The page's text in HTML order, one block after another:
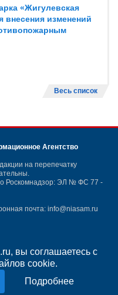
вы соглашаетесь с
cookie.
Подробнее
«Жигулевская
внесения изменений
Весь список
Агентство
на перепечатку
Роскомнадзор: ЭЛ № ФС 77 -
почта: info@niasam.ru